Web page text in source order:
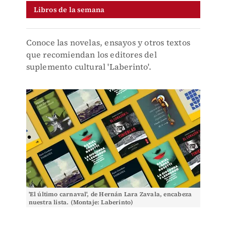
Libros de la semana
Conoce las novelas, ensayos y otros textos
que recomiendan los editores del
suplemento cultural 'Laberinto'.
'El último carnaval', de Hernán Lara Zavala, encabeza
nuestra lista. (Montaje: Laberinto)